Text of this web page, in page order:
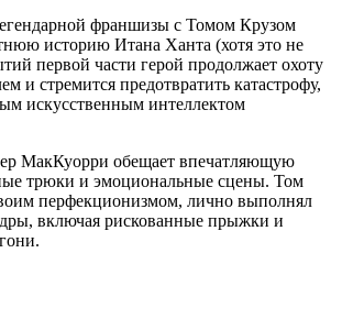
франшизы с Томом Крузом
историю Итана Ханта (хотя это не
первой части герой продолжает охоту
и стремится предотвратить катастрофу,
искусственным интеллектом
МакКуорри обещает впечатляющую
трюки и эмоциональные сцены. Том
перфекционизмом, лично выполнял
включая рискованные прыжки и